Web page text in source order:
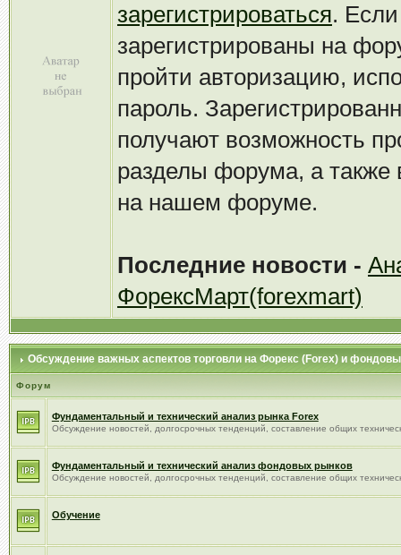
зарегистрироваться.
зарегистрированы на
пройти авторизацию,
пароль.
получают возможность
разделы форума, а
на нашем форуме.
Последние новости -
ФорексМарт(forexmart)
Обсуждение важных аспектов торговли на Форекс (Forex) и
Форум
Фундаментальный и технический анализ рынка Forex
Обсуждение новостей, долгосрочных тенденций, составление общих
Фундаментальный и технический анализ фондовых рынков
Обсуждение новостей, долгосрочных тенденций, составление общих
Обучение